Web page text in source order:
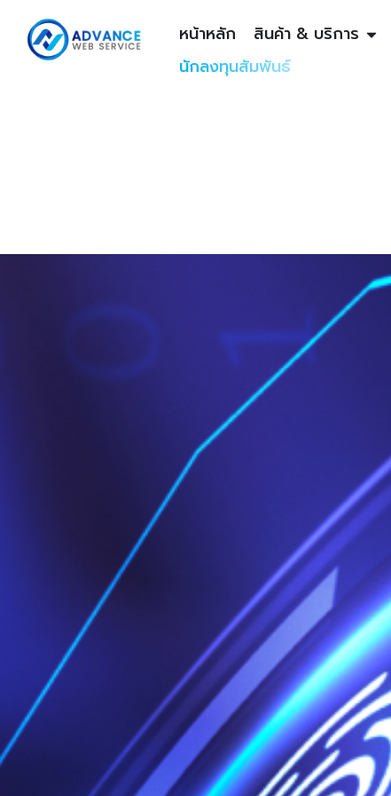
หน้าหลัก สินค้า & บริการ
นักลงทุนสัมพันธ์